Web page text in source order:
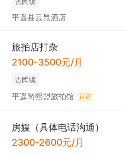
平遥县云昆酒店
旅拍店打杂
2100-3500元/月
古陶镇
平遥尚熙盟旅拍馆 认证
房嫂（具体电话沟通）
2300-2600元/月